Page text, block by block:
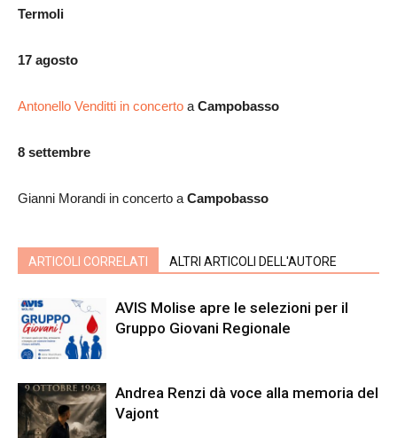
Termoli
17 agosto
Antonello Venditti in concerto a Campobasso
8 settembre
Gianni Morandi in concerto a Campobasso
ARTICOLI CORRELATI ALTRI ARTICOLI DELL'AUTORE
AVIS Molise apre le selezioni per il
Gruppo Giovani Regionale
Andrea Renzi dà voce alla memoria del
Vajont